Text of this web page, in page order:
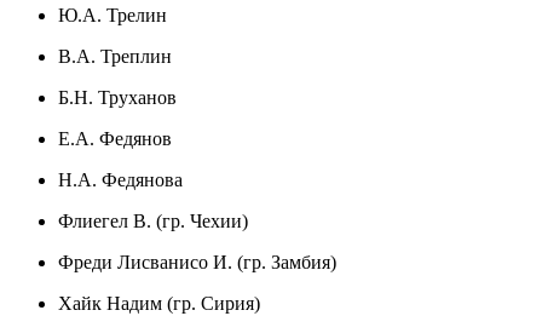
Ю.А. Трелин
В.А. Треплин
Б.Н. Труханов
Е.А. Федянов
Н.А. Федянова
Флиегел В. (гр. Чехии)
Фреди Лисванисо И. (гр. Замбия)
Хайк Надим (гр. Сирия)